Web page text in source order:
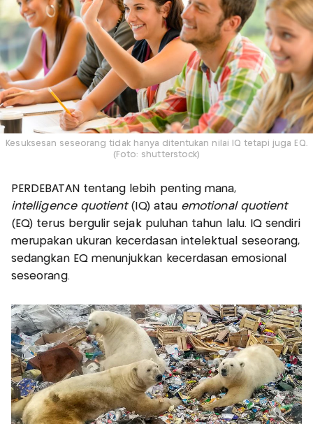
Kesuksesan seseorang tidak hanya ditentukan nilai IQ tetapi juga EQ.
(Foto: shutterstock)
PERDEBATAN tentang lebih penting mana,
intelligence quotient(IQ) atau emotional quotient
(EQ) terus bergulir sejak puluhan tahun lalu. IQ sendiri
merupakan ukuran kecerdasan intelektual seseorang,
sedangkan EQ menunjukkan kecerdasan emosional
seseorang.